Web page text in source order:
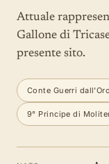
Attuale
Gallone di
presente sito.
Conte Guerri dall'Oro
9° Principe di